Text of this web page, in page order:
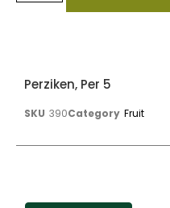
Perziken, Per 5
SKU 390Category Fruit